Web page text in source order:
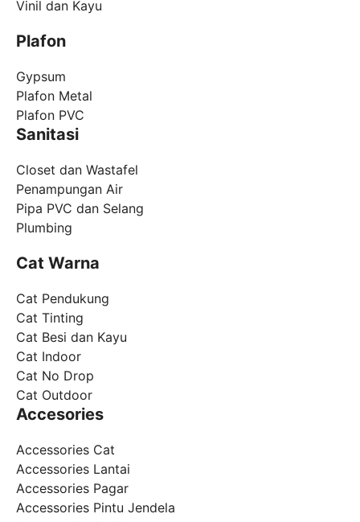
Vinil dan Kayu
Plafon
Gypsum
Plafon Metal
Plafon PVC
Sanitasi
Closet dan Wastafel
Penampungan Air
Pipa PVC dan Selang
Plumbing
Cat Warna
Cat Pendukung
Cat Tinting
Cat Besi dan Kayu
Cat Indoor
Cat No Drop
Cat Outdoor
Accesories
Accessories Cat
Accessories Lantai
Accessories Pagar
Accessories Pintu Jendela